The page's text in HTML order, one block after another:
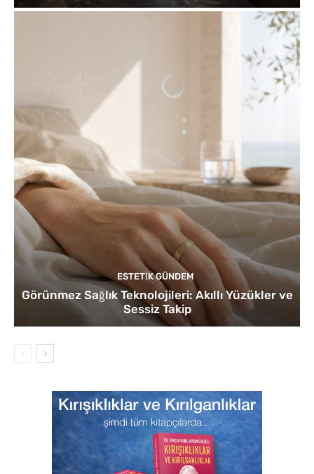
ESTETIK GÜNDEM
Görünmez Sağlık Teknolojileri: Akıllı Yüzükler ve
Sessiz Takip